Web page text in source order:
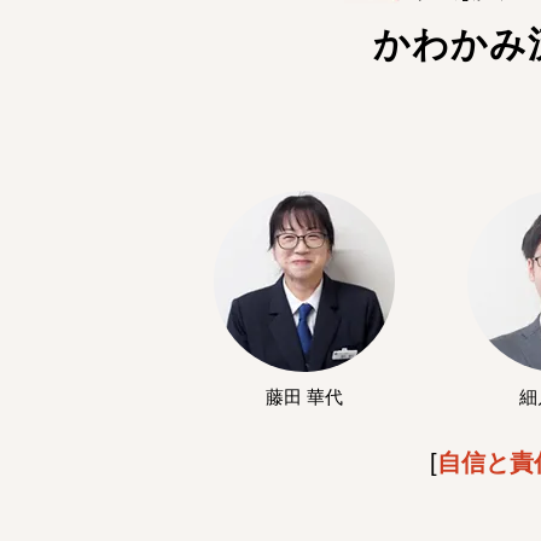
かわかみ
藤田 華代 細
[自信と責